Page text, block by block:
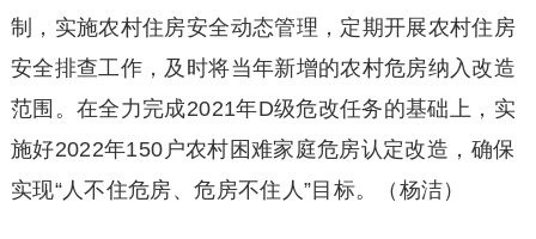
制，实施农村住房安全动态管理，定期开展农村住房
安全排查工作，及时将当年新增的农村危房纳入改造
范围。在全力完成2021年D级危改任务的基础上，实
施好2022年150户农村困难家庭危房认定改造，确保
实现“人不住危房、危房不住人”目标。（杨洁）